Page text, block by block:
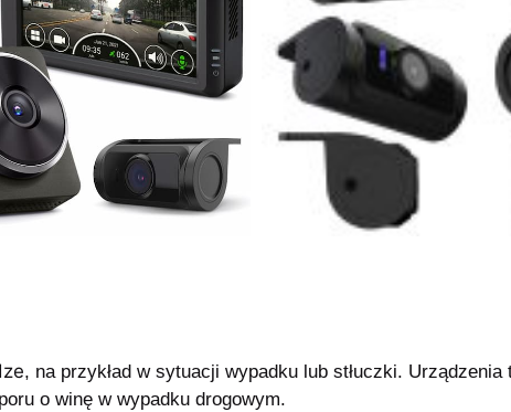
, na przykład w sytuacji wypadku lub stłuczki. Urządzenia
o winę w wypadku drogowym.